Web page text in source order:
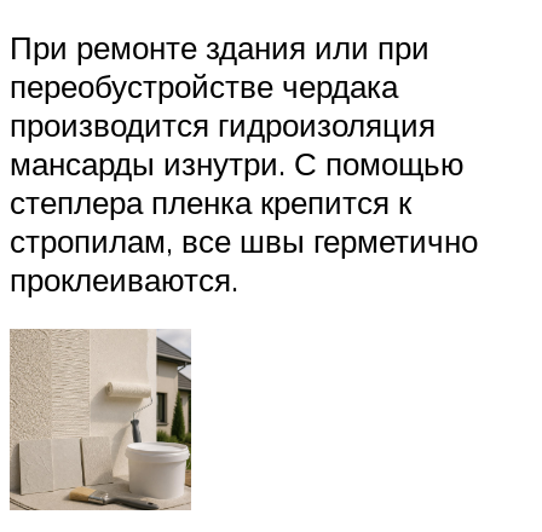
При ремонте здания или при
переобустройстве чердака
производится гидроизоляция
мансарды изнутри. С помощью
степлера пленка крепится к
стропилам, все швы герметично
проклеиваются.